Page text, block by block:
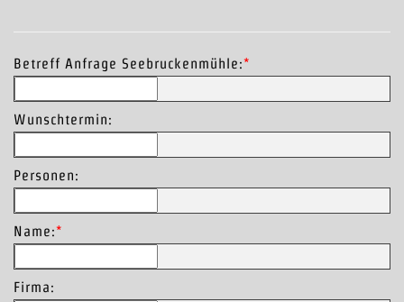
Betreff Anfrage Seebruckenmühle:*
Wunschtermin:
Personen:
Name:*
Firma: